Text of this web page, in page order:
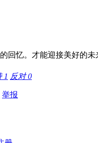
回忆。才能迎接美好的未
1 反对0
举报